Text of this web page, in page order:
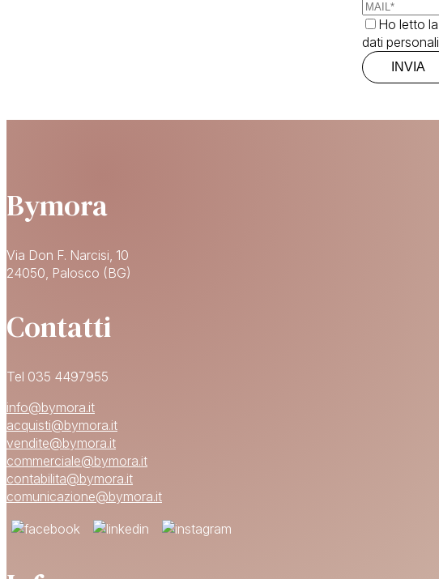
Ho letto la
dati personali
Bymora
Via Don F. Narcisi, 10
24050, Palosco (BG)
Contatti
Tel 035 4497955
info@bymora.it
acquisti@bymora.it
vendite@bymora.it
commerciale@bymora.it
contabilita@bymora.it
comunicazione@bymora.it